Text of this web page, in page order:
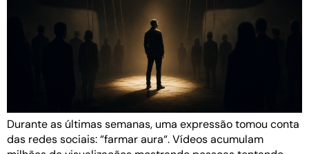
Durante as últimas semanas, uma expressão tomou conta
das redes sociais: “farmar aura“. Vídeos acumulam